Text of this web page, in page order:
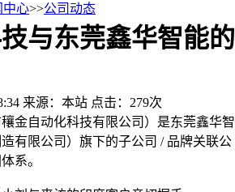
中心>>公司动态
与东莞鑫华智能的
来源：本站 点击：279次
金自动化科技有限公司）是东莞鑫华智
有限公司）旗下的子公司 / 品牌关联公
系。